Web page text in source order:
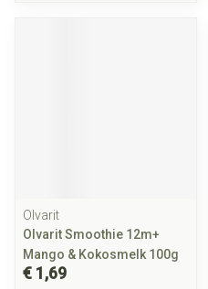
Olvarit
Olvarit Smoothie 12m+
Mango & Kokosmelk 100g
€ 1,69